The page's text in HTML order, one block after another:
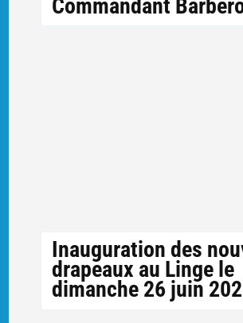
Commandant
Inauguration des
drapeaux au Linge le
dimanche 26 juin